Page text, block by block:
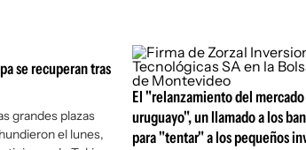
se recuperan tras
grandes plazas
el lunes,
El "relanzamiento del
uruguayo", un llamado a los
para "tentar" a los pequeños